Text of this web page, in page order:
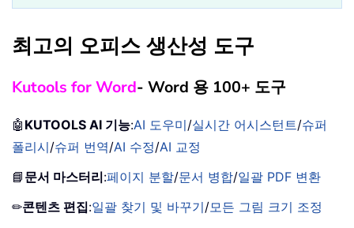
최고의 오피스 생산성 도구
Kutools for Word- Word 용 100+ 도구
🤖 KUTOOLS AI 기능:AI 도우미/실시간 어시스턴트/슈퍼
폴리시/슈퍼 번역/AI 수정/AI 교정
📘 문서 마스터리:페이지 분할/문서 병합/일괄 PDF 변환
✏콘텐츠 편집:일괄 찾기 및 바꾸기/모든 그림 크기 조정